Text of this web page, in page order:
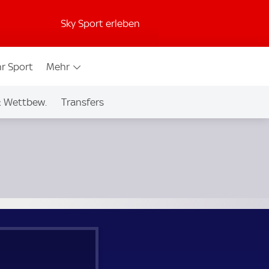
Sky Sport erleben
Sport Mehr
Wettbew. Transfers